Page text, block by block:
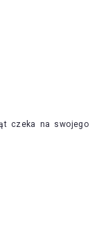
czeka na swojego